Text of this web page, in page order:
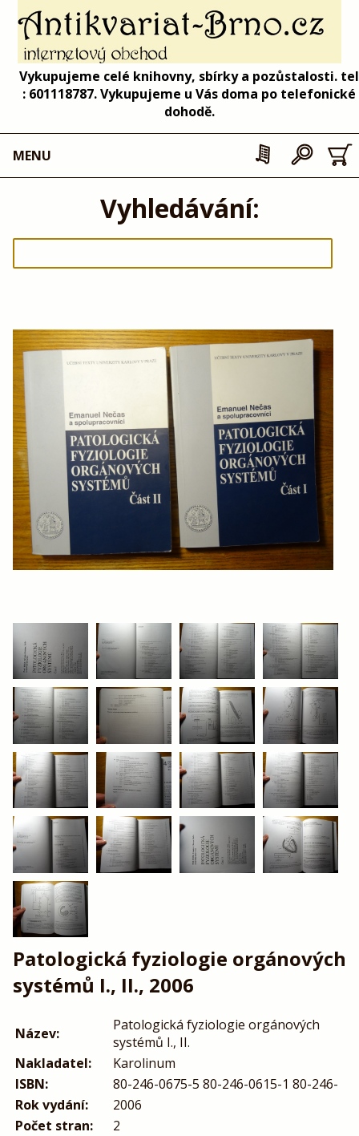
Vykupujeme celé knihovny, sbírky a pozůstalosti. tel
: 601118787. Vykupujeme u Vás doma po telefonické
dohodě.
MENU
Vyhledávání:
Patologická fyziologie orgánových
systémů I., II., 2006
Název:
Patologická fyziologie orgánových
systémů I., II.
Nakladatel:
Karolinum
ISBN:
80-246-0675-5 80-246-0615-1 80-246-
Rok vydání:
2006
Počet stran:
2